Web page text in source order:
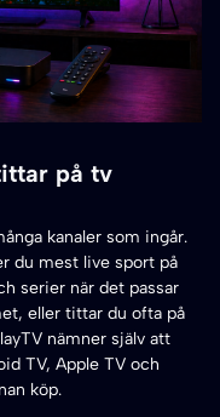
på tv
kanaler som ingår.
du mest live sport på
serier när det passar
eller tittar du ofta på
nämner själv att
TV, Apple TV och
köp.